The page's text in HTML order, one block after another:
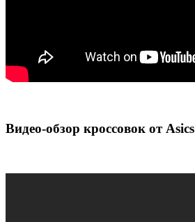
Видео-обзор кроссовок от Asics